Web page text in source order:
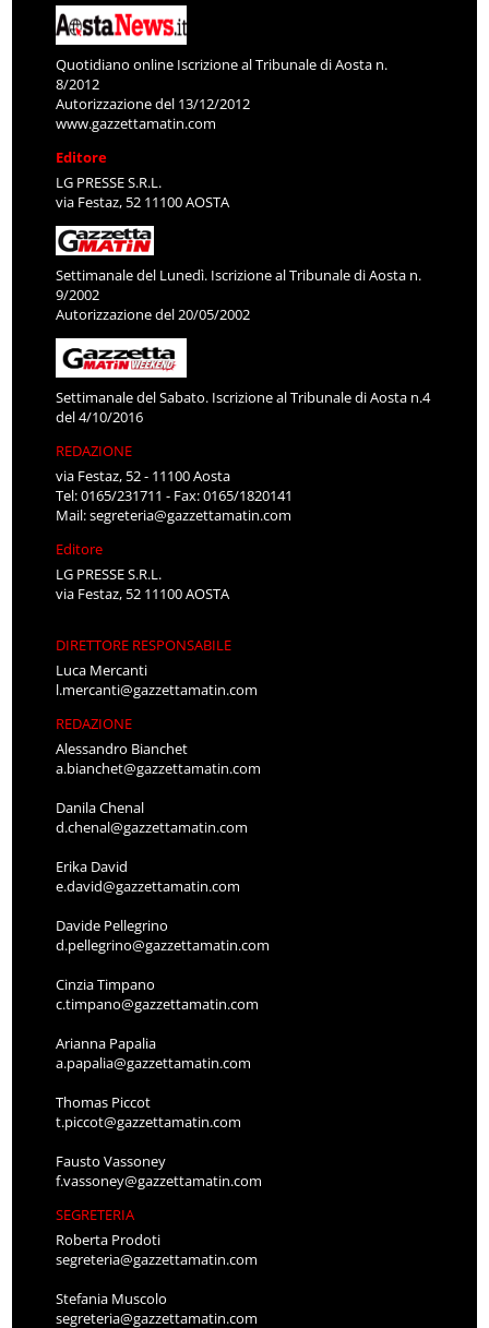
Quotidiano online Iscrizione al Tribunale di Aosta n.
8/2012
Autorizzazione del 13/12/2012
www.gazzettamatin.com
Editore
LG PRESSE S.R.L.
via Festaz, 52 11100 AOSTA
Settimanale del Lunedì. Iscrizione al Tribunale di Aosta n.
9/2002
Autorizzazione del 20/05/2002
Settimanale del Sabato. Iscrizione al Tribunale di Aosta n.4
del 4/10/2016
REDAZIONE
via Festaz, 52 - 11100 Aosta
Tel: 0165/231711 - Fax: 0165/1820141
Mail:segreteria@gazzettamatin.com
Editore
LG PRESSE S.R.L.
via Festaz, 52 11100 AOSTA
DIRETTORE RESPONSABILE
Luca Mercanti
l.mercanti@gazzettamatin.com
REDAZIONE
Alessandro Bianchet
a.bianchet@gazzettamatin.com
Danila Chenal
d.chenal@gazzettamatin.com
Erika David
e.david@gazzettamatin.com
Davide Pellegrino
d.pellegrino@gazzettamatin.com
Cinzia Timpano
c.timpano@gazzettamatin.com
Arianna Papalia
a.papalia@gazzettamatin.com
Thomas Piccot
t.piccot@gazzettamatin.com
Fausto Vassoney
f.vassoney@gazzettamatin.com
SEGRETERIA
Roberta Prodoti
segreteria@gazzettamatin.com
Stefania Muscolo
segreteria@gazzettamatin.com